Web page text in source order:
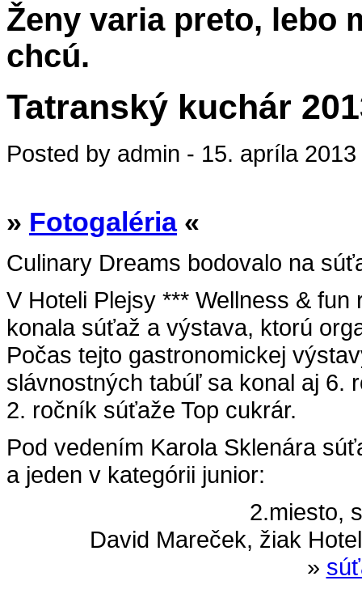
Ženy varia preto, lebo
chcú.
Tatranský kuchár
Posted by admin - 15. apríla
» Fotogaléria«
Culinary Dreams bodovalo na
V Hoteli Plejsy *** Wellness &
konala súťaž a výstava, ktorú
Počas tejto gastronomickej
slávnostných tabúľ sa konal aj 6.
2. ročník súťaže Top cukrár.
Pod vedením Karola Sklenára
a jeden v kategórii junior:
2.miesto,
David Mareček, žiak
»